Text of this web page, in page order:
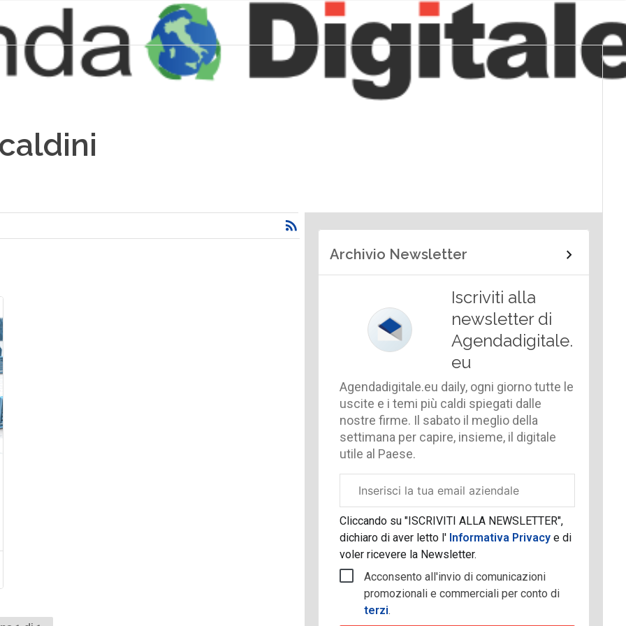
Archivio Newsletter
Iscriviti alla
newsletter di
Agendadigitale.
eu
Agendadigitale.eu daily, ogni giorno tutte le
uscite e i temi più caldi spiegati dalle
nostre firme. Il sabato il meglio della
settimana per capire, insieme, il digitale
utile al Paese.
aziendale
Cliccando su "ISCRIVITI ALLA NEWSLETTER",
dichiaro di aver letto l' Informativa Privacye di
voler ricevere la Newsletter.
Acconsento all'invio di comunicazioni
promozionali e commerciali per conto di
terzi.